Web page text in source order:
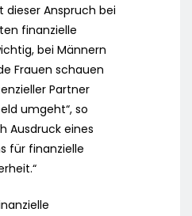
dieser Anspruch bei
finanzielle
bei Männern
Frauen schauen
Partner
umgeht“, so
Ausdruck eines
für finanzielle